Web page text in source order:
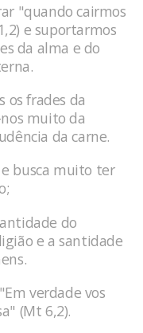
"quando cairmos
e suportarmos
da alma e do
os frades da
muito da
da carne.
busca muito ter
do
e a santidade
verdade vos
(Mt 6,2).